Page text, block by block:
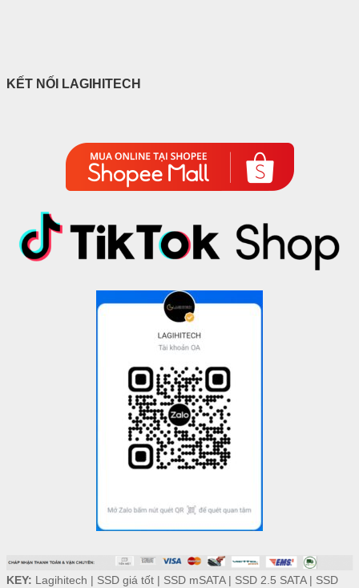
KẾT NỐI LAGIHITECH
KEY: Lagihitech | SSD giá tốt| SSD mSATA| SSD 2.5 SATA| SSD